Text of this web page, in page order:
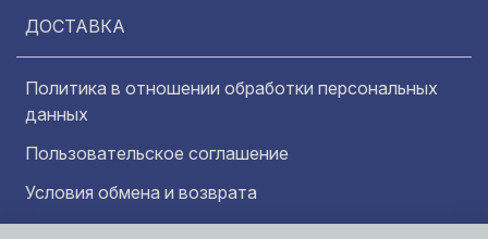
ДОСТАВКА
Политика в отношении обработки персональных
данных
Пользовательское соглашение
Условия обмена и возврата